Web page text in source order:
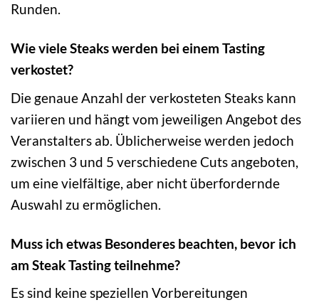
Runden.
Wie viele Steaks werden bei einem Tasting
verkostet?
Die genaue Anzahl der verkosteten Steaks kann
variieren und hängt vom jeweiligen Angebot des
Veranstalters ab. Üblicherweise werden jedoch
zwischen 3 und 5 verschiedene Cuts angeboten,
um eine vielfältige, aber nicht überfordernde
Auswahl zu ermöglichen.
Muss ich etwas Besonderes beachten, bevor ich
am Steak Tasting teilnehme?
Es sind keine speziellen Vorbereitungen